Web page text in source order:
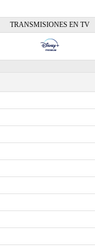
TRANSMISIONES EN TV